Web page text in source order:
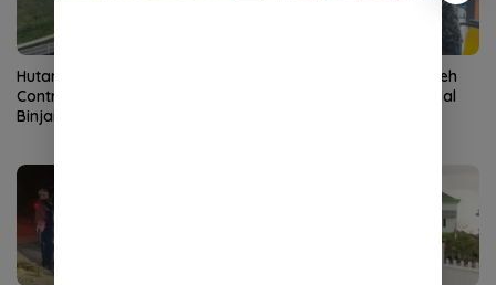
Hutama Karya Uji Coba
Contraflow di KM 55 Tol
Binjai–Langsa Selama
SAPA Minta Baitul Mal Aceh
Buka Data Bantuan Modal